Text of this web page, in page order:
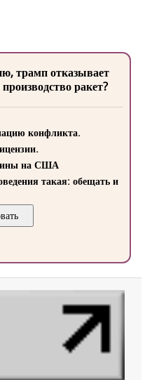
трамп отказывает
ракет?
конфликта.
на США
такая: обещать и